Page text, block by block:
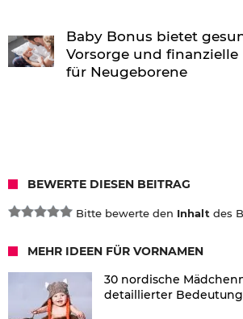
Baby Bonus bietet
Vorsorge und
für Neugeborene
BEWERTE DIESEN BEITRAG
Bitte bewerte den Inhalt des
MEHR IDEEN FÜR VORNAMEN
30 nordische
detaillierter